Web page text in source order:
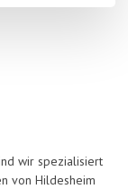
wir spezialisiert
von Hildesheim